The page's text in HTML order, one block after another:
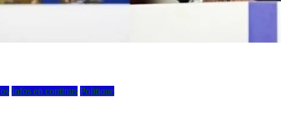
Infos en continus Politique